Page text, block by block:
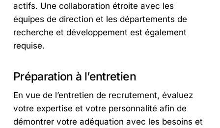
actifs. Une collaboration étroite avec les
équipes de direction et les départements de
recherche et développement est également
requise.
Préparation à l’entretien
En vue de l’entretien de recrutement, évaluez
votre expertise et votre personnalité afin de
démontrer votre adéquation avec les besoins et